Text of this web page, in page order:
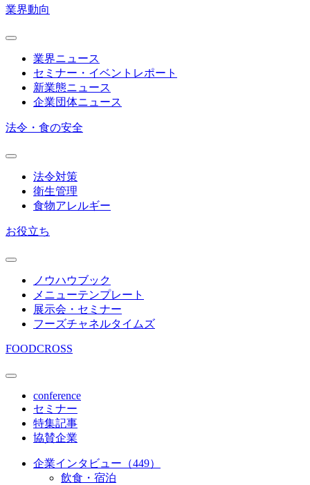
業界動向
業界ニュース
セミナー・イベントレポート
新業態ニュース
企業団体ニュース
法令・食の安全
法令対策
衛生管理
食物アレルギー
お役立ち
ノウハウブック
メニューテンプレート
展示会・セミナー
フーズチャネルタイムズ
FOODCROSS
conference
セミナー
特集記事
協賛企業
企業インタビュー（449）
飲食・宿泊